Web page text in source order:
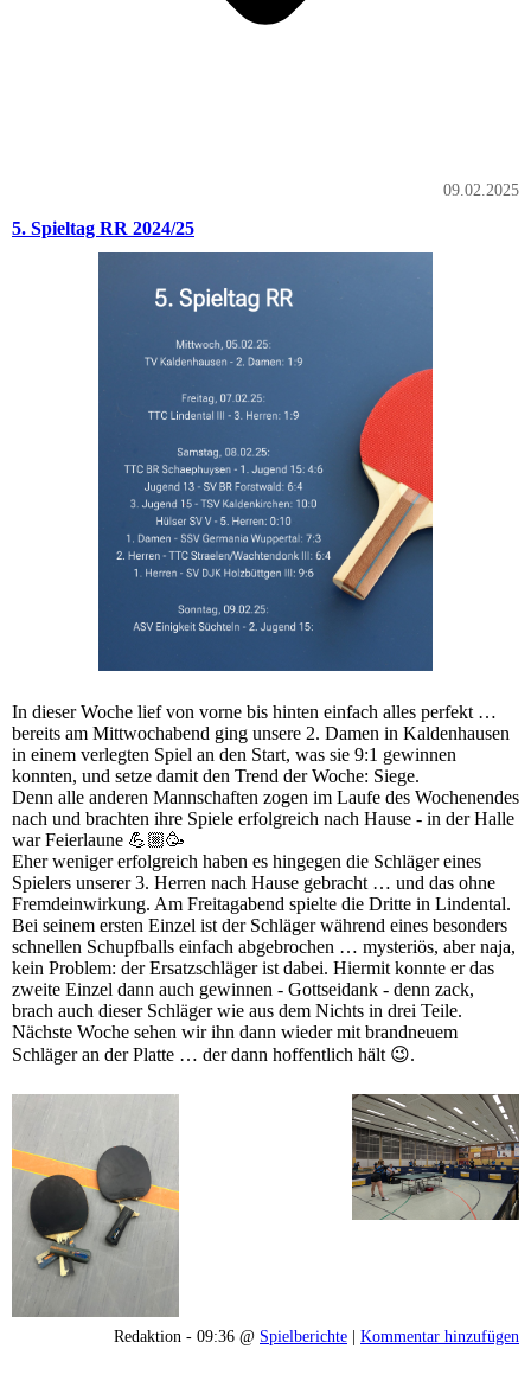
09.02.2025
5. Spieltag RR 2024/25
In dieser Woche lief von vorne bis hinten einfach alles perfekt …
bereits am Mittwochabend ging unsere 2. Damen in Kaldenhausen
in einem verlegten Spiel an den Start, was sie 9:1 gewinnen
konnten, und setze damit den Trend der Woche: Siege.
Denn alle anderen Mannschaften zogen im Laufe des Wochenendes
nach und brachten ihre Spiele erfolgreich nach Hause - in der Halle
war Feierlaune 💪🏼🥳
Eher weniger erfolgreich haben es hingegen die Schläger eines
Spielers unserer 3. Herren nach Hause gebracht … und das ohne
Fremdeinwirkung. Am Freitagabend spielte die Dritte in Lindental.
Bei seinem ersten Einzel ist der Schläger während eines besonders
schnellen Schupfballs einfach abgebrochen … mysteriös, aber naja,
kein Problem: der Ersatzschläger ist dabei. Hiermit konnte er das
zweite Einzel dann auch gewinnen - Gottseidank - denn zack,
brach auch dieser Schläger wie aus dem Nichts in drei Teile.
Nächste Woche sehen wir ihn dann wieder mit brandneuem
Schläger an der Platte … der dann hoffentlich hält 😉.
Redaktion - 09:36 @ Spielberichte | Kommentar hinzufügen